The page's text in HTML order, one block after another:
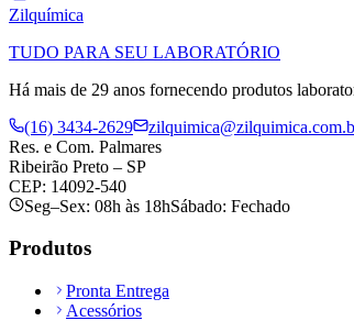
Zilquímica
TUDO PARA SEU LABORATÓRIO
Há mais de 29 anos fornecendo produtos
(16) 3434-2629
Res. e Com. Palmares
Ribeirão Preto – SP
CEP: 14092-540
Seg–Sex: 08h às 18hSábado: Fechado
Produtos
Pronta Entrega
Acessórios